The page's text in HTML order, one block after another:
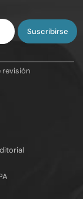
revisión